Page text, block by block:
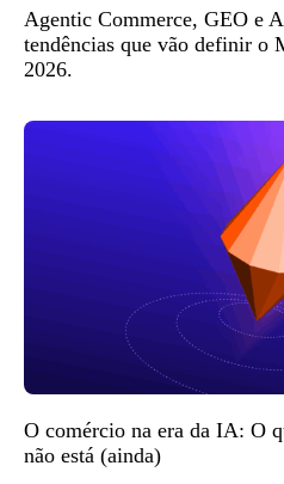
Agentic Commerce, GEO e
tendências que vão definir o
2026.
O comércio na era da IA: O
não está (ainda)